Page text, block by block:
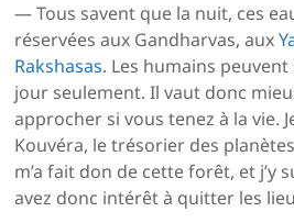
— Tous savent que la nuit, ces
réservées aux Gandharvas, aux
Rakshasas. Les humains peuvent
jour seulement. Il vaut donc
approcher si vous tenez à la vie.
Kouvéra, le trésorier des
m’a fait don de cette forêt, et j’y
avez donc intérêt à quitter les